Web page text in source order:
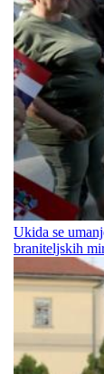
Ukida se
braniteljskih